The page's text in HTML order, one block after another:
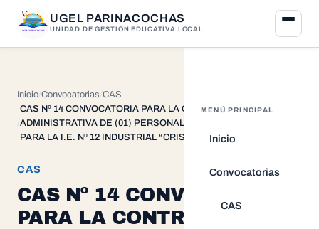
UGEL PARINACOCHAS
UNIDAD DE GESTIÓN EDUCATIVA LOCAL
MENÚ PRINCIPAL
Inicio
Convocatorias
CAS
Inicio Convocatorias CAS
CAS Nº 14 CONVOCATORIA PARA LA CONTRATACION
ADMINISTRATIVA DE (01) PERSONAL DE MANTENIMIENTO
PARA LA I.E. Nº 12 INDUSTRIAL “CRISTO REY” DE CORACORA
CAS
CAS Nº 14 CONVOCATORIA
PARA LA CONTRATACION